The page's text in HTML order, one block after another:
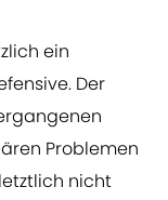
ein
Der
Problemen
nicht